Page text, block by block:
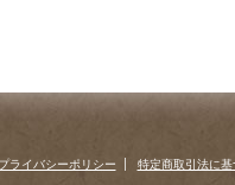
ライバシーポリシー 特定商取引法に基